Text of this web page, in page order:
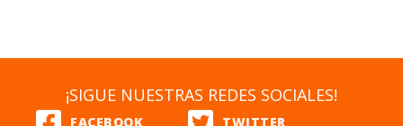
¡SIGUE NUESTRAS REDES SOCIALES!